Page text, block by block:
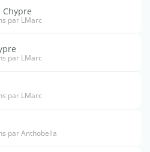
Chypre
par LMarc
par LMarc
par LMarc
par Anthobella